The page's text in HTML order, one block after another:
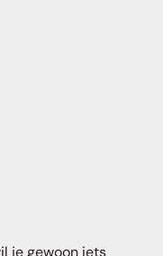
je gewoon iets